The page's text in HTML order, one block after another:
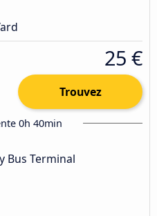
25 €
Trouvez
0h 40min
Bus Terminal